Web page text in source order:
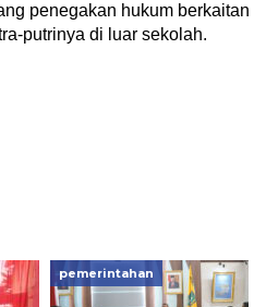
penegakan hukum berkaitan
putrinya di luar sekolah.
pemerintahan